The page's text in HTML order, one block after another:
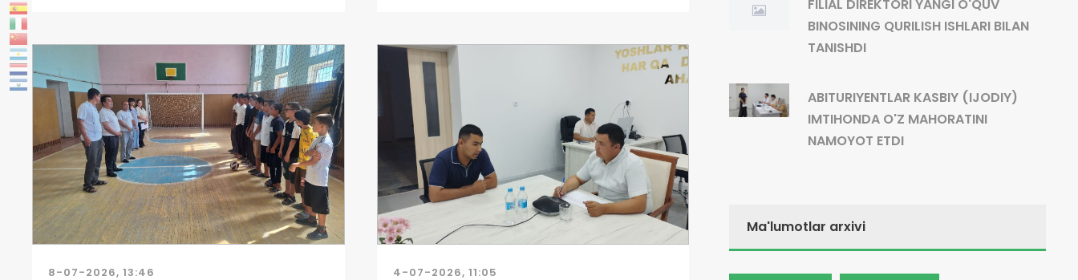
8-07-2026, 13:46 4-07-2026, 11:05
FILIAL DIREKTORI YANGI O'QUV
BINOSINING QURILISH ISHLARI BILAN
TANISHDI
ABITURIYENTLAR KASBIY (IJODIY)
IMTIHONDA O'Z MAHORATINI
NAMOYOT ETDI
Ma'lumotlar arxivi